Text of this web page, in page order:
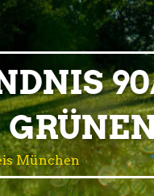
München